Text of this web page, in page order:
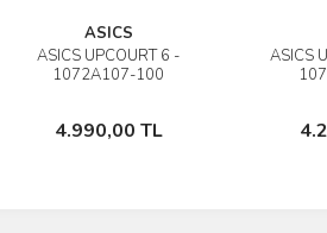
ASICS
ASICS UPCOURT 6 -
1072A107-100
4.990,00 TL
İncele
Sepete Ekle
ASICS